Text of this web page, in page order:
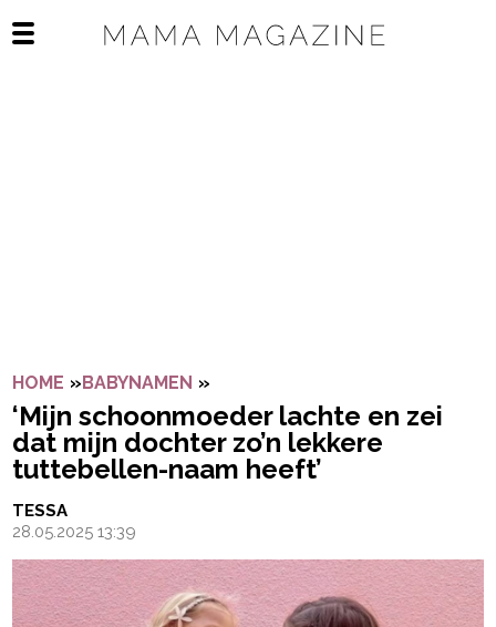
Open het mobiele menu
HOME »BABYNAMEN »
‘Mijn schoonmoeder lachte en zei
dat mijn dochter zo’n lekkere
tuttebellen-naam heeft’
TESSA
28.05.2025 13:39